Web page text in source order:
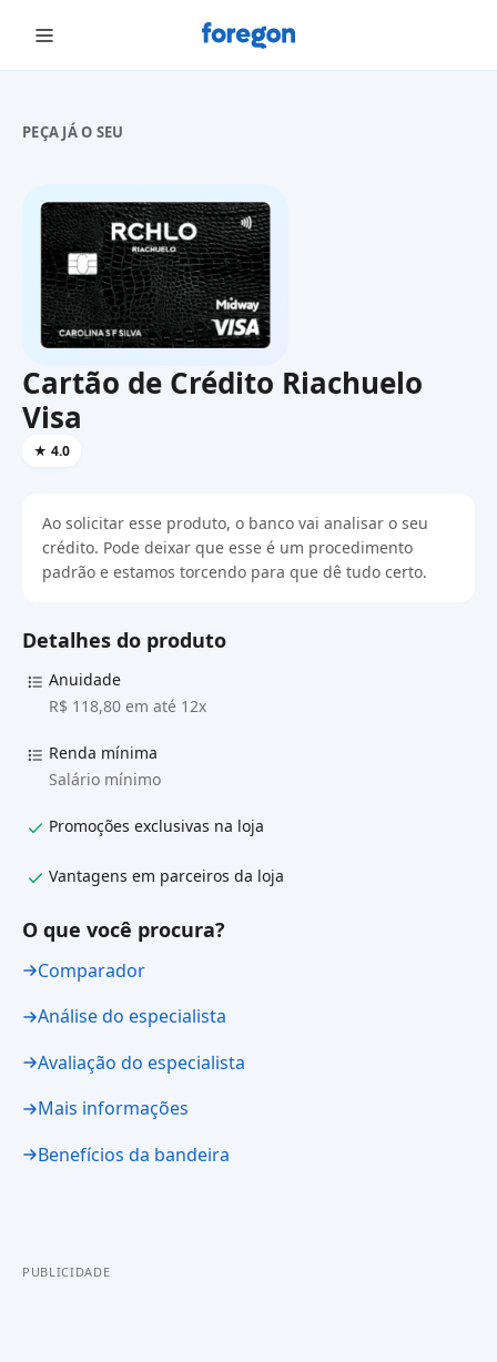
Foregon.com
PEÇA JÁ O SEU
Cartão de Crédito Riachuelo
Visa
★ 4.0
Ao solicitar esse produto, o banco vai analisar o seu
crédito. Pode deixar que esse é um procedimento
padrão e estamos torcendo para que dê tudo certo.
Detalhes do produto
Anuidade
R$ 118,80 em até 12x
Renda mínima
Salário mínimo
Promoções exclusivas na loja
Vantagens em parceiros da loja
O que você procura?
Comparador
Análise do especialista
Avaliação do especialista
Mais informações
Benefícios da bandeira
PUBLICIDADE